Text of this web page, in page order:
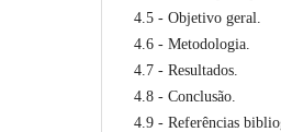
4.5 - Objetivo geral.
4.6 - Metodologia.
4.7 - Resultados.
4.8 - Conclusão.
4.9 - Referências